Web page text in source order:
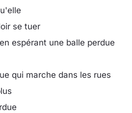
se tuer
espérant une balle perdue
qui marche dans les rues